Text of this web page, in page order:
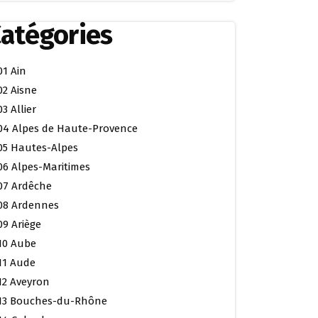
Ain
Aisne
Allier
Alpes de Haute-Provence
Hautes-Alpes
Alpes-Maritimes
Ardêche
Ardennes
Ariège
Aube
Aude
Aveyron
Bouches-du-Rhône